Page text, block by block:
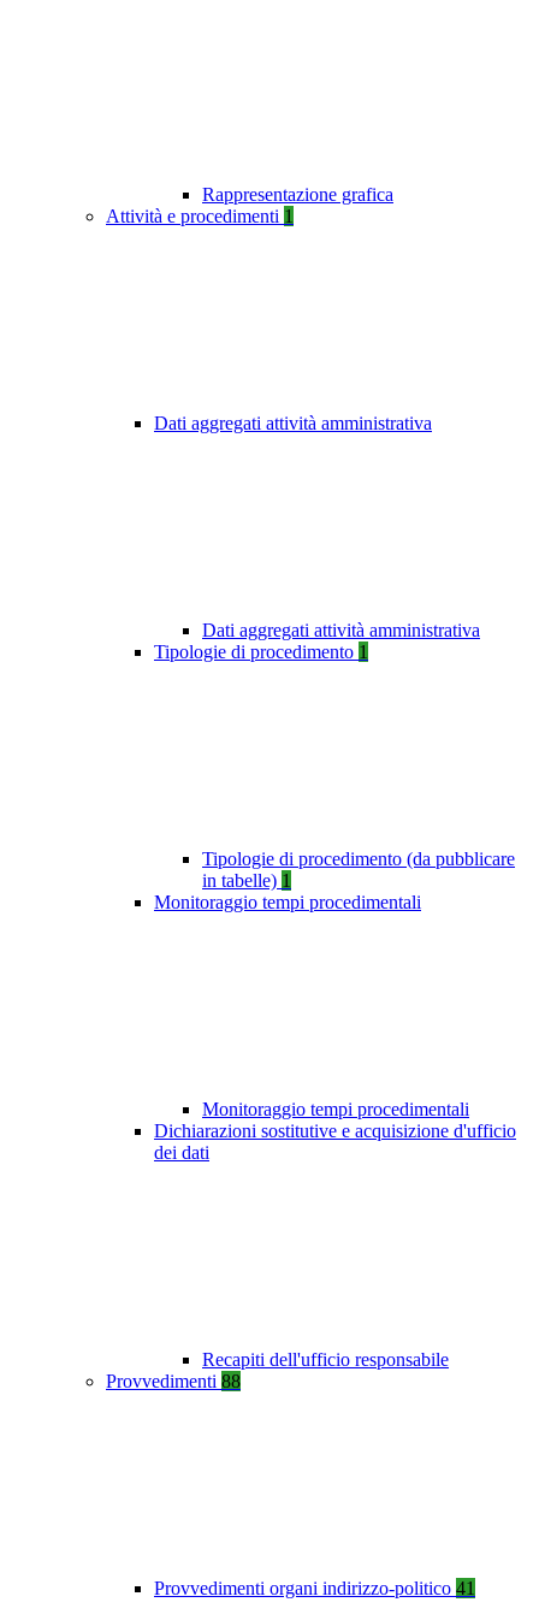
Rappresentazione grafica
Attività e procedimenti 1
Dati aggregati attività amministrativa
Dati aggregati attività amministrativa
Tipologie di procedimento 1
Tipologie di procedimento (da pubblicare
in tabelle) 1
Monitoraggio tempi procedimentali
Monitoraggio tempi procedimentali
Dichiarazioni sostitutive e acquisizione d'ufficio
dei dati
Recapiti dell'ufficio responsabile
Provvedimenti 88
Provvedimenti organi indirizzo-politico 41